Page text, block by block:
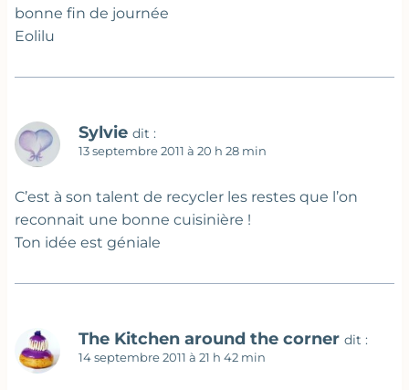
bonne fin de journée
Eolilu
Sylvie dit :
13 septembre 2011 à 20 h 28 min
C’est à son talent de recycler les restes que l’on
reconnait une bonne cuisinière !
Ton idée est géniale
The Kitchen around the corner dit :
14 septembre 2011 à 21 h 42 min